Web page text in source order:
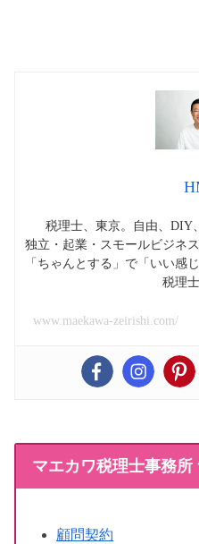
税理士、東京。自由、DIY
独立・起業・スモールビジネ
「ちゃんとする」で「いい感
税理
www.maekawa-zeirishi.com/
マエカワ税理士事務所
顧問契約